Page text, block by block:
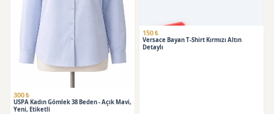
300 ₺
USPA Kadın Gömlek 38 Beden - Açık Mavi,
Yeni, Etiketli
SATILDI
150 ₺
Versace Bayan T-Shirt Kırmızı Altın
Detaylı